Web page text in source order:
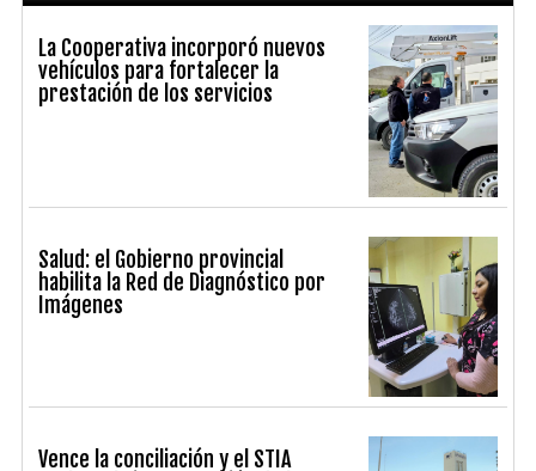
La Cooperativa incorporó nuevos
vehículos para fortalecer la
prestación de los servicios
Salud: el Gobierno provincial
habilita la Red de Diagnóstico por
Imágenes
Vence la conciliación y el STIA